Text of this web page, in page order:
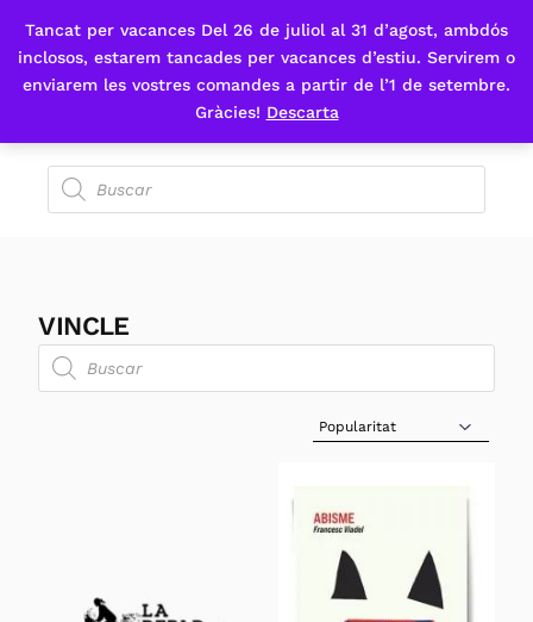
Tancat per vacances Del 26 de juliol al 31 d’agost, ambdós
inclosos, estarem tancades per vacances d’estiu. Servirem o
enviarem les vostres comandes a partir de l’1 de setembre.
Gràcies! Descarta
Fes-te'n sòcia
VINCLE
Sort Products